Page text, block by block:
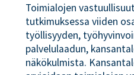
Toimialojen
tutkimuksessa viiden
työllisyyden,
palvelulaadun,
näkökulmista.